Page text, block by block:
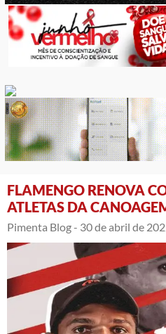
FLAMENGO RENOVA
ATLETAS DA
Pimenta Blog - 30 de abril de